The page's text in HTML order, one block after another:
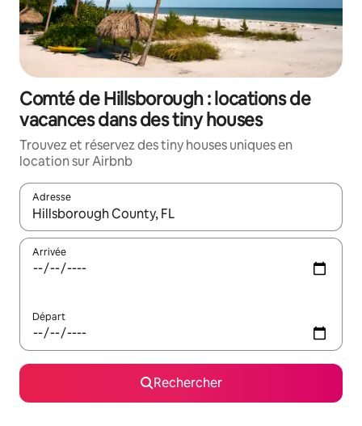
Comté de Hillsborough : locations de
vacances dans des tiny houses
Trouvez et réservez des tiny houses uniques en
location sur Airbnb
Adresse
Lorsque les résultats s'affichent, utilisez les flèches vers le
Arrivée
Départ
Rechercher